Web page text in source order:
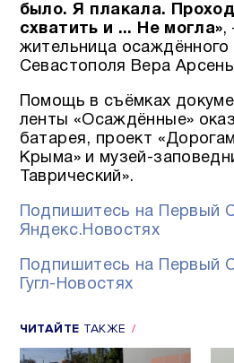
было. Я плакала.
схватить и ... Не могла»,
жительница осаждённого
Севастополя Вера
Помощь в съёмках
ленты «Осаждённые»
батарея, проект
Крыма» и музей-
Таврический».
Подпишитесь на Первый
Яндекс.Новостях
Подпишитесь на Первый
Гугл-Новостях
ЧИТАЙТЕ ТАКЖЕ